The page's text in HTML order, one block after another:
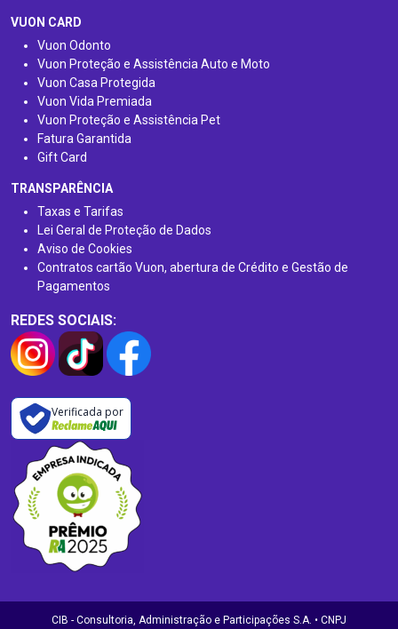
VUON CARD
Vuon Odonto
Vuon Proteção e Assistência Auto e Moto
Vuon Casa Protegida
Vuon Vida Premiada
Vuon Proteção e Assistência Pet
Fatura Garantida
Gift Card
TRANSPARÊNCIA
Taxas e Tarifas
Lei Geral de Proteção de Dados
Aviso de Cookies
Contratos cartão Vuon, abertura de Crédito e Gestão de
Pagamentos
REDES SOCIAIS:
Verificada por
CIB - Consultoria, Administração e Participações S.A. • CNPJ